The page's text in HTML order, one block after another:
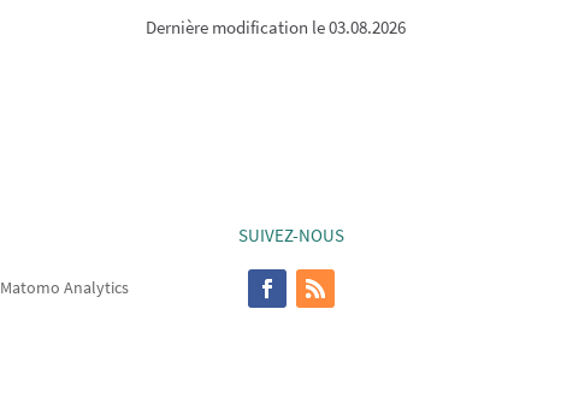
Dernière modification le 03.08.2026
Matomo Analytics
SUIVEZ-NOUS